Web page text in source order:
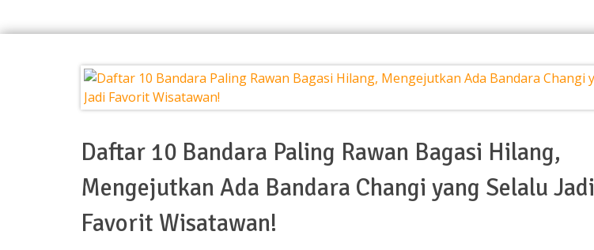
Daftar 10 Bandara Paling Rawan Bagasi Hilang,
Mengejutkan Ada Bandara Changi yang Selalu Jadi
Favorit Wisatawan!